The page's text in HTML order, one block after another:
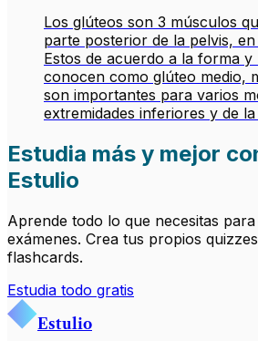
Los glúteos son 3 músculos
parte posterior de la pelvis,
Estos de acuerdo a la forma y
conocen como glúteo medio,
son importantes para varios
extremidades inferiores y de
Estudia más y mejor
Estulio
Aprende todo lo que necesitas
exámenes. Crea tus propios
flashcards.
Estudia todo gratis
Estulio